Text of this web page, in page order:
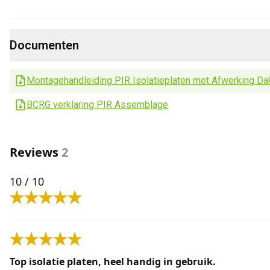
Documenten
Montagehandleiding PIR Isolatieplaten met Afwerking
BCRG verklaring PIR Assemblage
Reviews2
10 / 10
Top isolatie platen, heel handig in gebruik.